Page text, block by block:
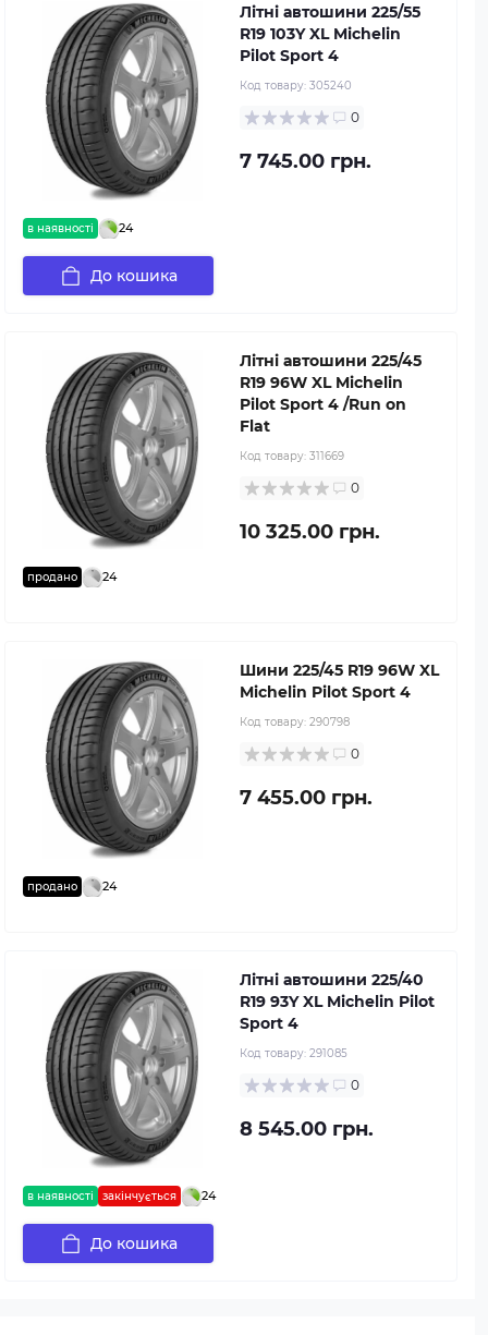
в наявності 24
Літні автошини 225/55
R19 103Y XL Michelin
Pilot Sport 4
Код товару: 305240
0
7 745.00 грн.
До кошика
продано 24
Літні автошини 225/45
R19 96W XL Michelin
Pilot Sport 4 /Run on
Flat
Код товару: 311669
0
10 325.00 грн.
продано 24
Шини 225/45 R19 96W XL
Michelin Pilot Sport 4
Код товару: 290798
0
7 455.00 грн.
в наявності закінчується 24
Літні автошини 225/40
R19 93Y XL Michelin Pilot
Sport 4
Код товару: 291085
0
8 545.00 грн.
До кошика